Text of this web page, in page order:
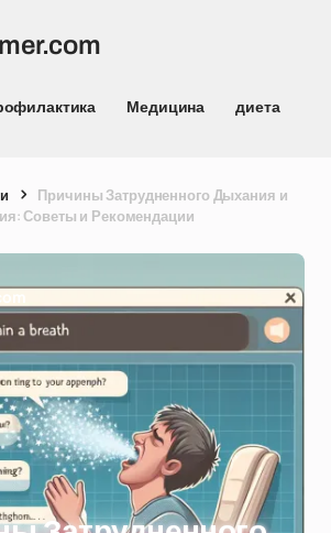
Медицина
диета
Причины Затрудненного Дыхания и
Советы и Рекомендации